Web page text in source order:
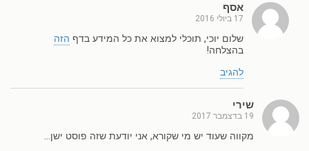
אסף
17 ביולי 2016
שלום יוכי, תוכלי למצוא את כל המידע בדף הזה
בהצלחה!
להגיב
שירי
19 בדצמבר 2017
מקווה שעוד יש מי שקורא, אני יודעת שזה פוסט ישן…